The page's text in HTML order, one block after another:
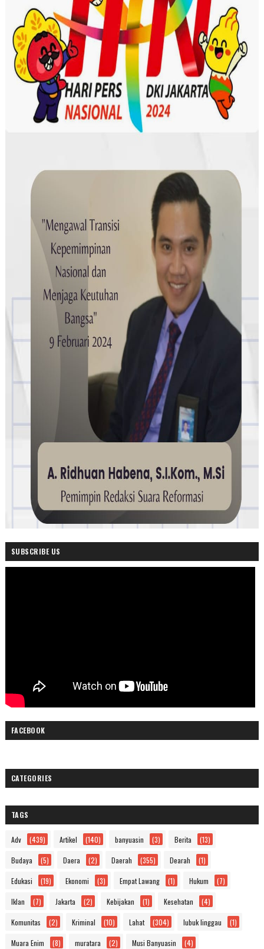
SUBSCRIBE US
FACEBOOK
CATEGORIES
TAGS
Adv (439) Artikel (140) banyuasin (3) Berita (13)
Budaya (5) Daera (2) Daerah (355) Dearah (1)
Edukasi (19) Ekonomi (3) Empat Lawang (1) Hukum (7)
Iklan (7) Jakarta (2) Kebijakan (1) Kesehatan (4)
Komunitas (2) Kriminal (10) Lahat (304) lubuk linggau (1)
Muara Enim (8) muratara (2) Musi Banyuasin (4)